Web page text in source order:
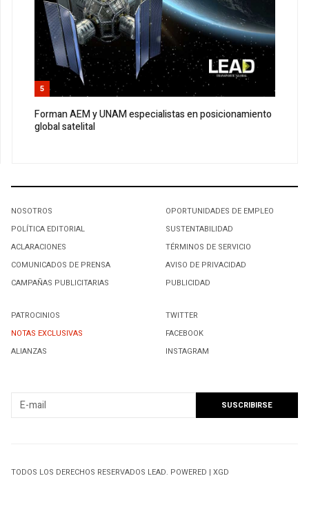
5
Forman AEM y UNAM especialistas en posicionamiento
global satelital
NOSOTROS
POLÍTICA EDITORIAL
ACLARACIONES
COMUNICADOS DE PRENSA
CAMPAÑAS PUBLICITARIAS
OPORTUNIDADES DE EMPLEO
SUSTENTABILIDAD
TÉRMINOS DE SERVICIO
AVISO DE PRIVACIDAD
PUBLICIDAD
PATROCINIOS
NOTAS EXCLUSIVAS
ALIANZAS
TWITTER
FACEBOOK
INSTAGRAM
TODOS LOS DERECHOS RESERVADOS LEAD. POWERED | XGD